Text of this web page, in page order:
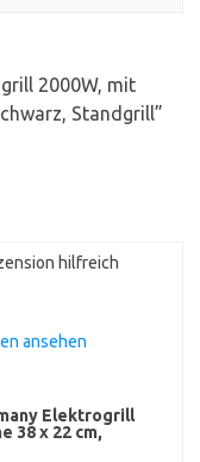
2000W, mit
Standgrill”
hilfreich
ansehen
Elektrogrill
38 x 22 cm,